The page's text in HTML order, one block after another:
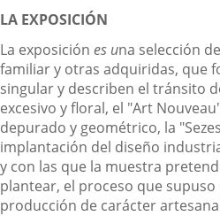
LA EXPOSICIÓN
La exposición es una selección
familiar y otras adquiridas, que
singular y describen el tránsito
excesivo y floral, el "Art
depurado y geométrico, la
implantación del diseño
y con las que la muestra
plantear, el proceso que supuso
producción de carácter